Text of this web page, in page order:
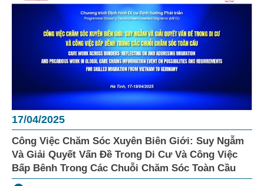
17/04/2025
Công Việc Chăm Sóc Xuyên Biên Giới: Suy Ngẫm
Và Giải Quyết Vấn Đề Trong Di Cư Và Công Việc
Bấp Bênh Trong Các Chuỗi Chăm Sóc Toàn Cầu